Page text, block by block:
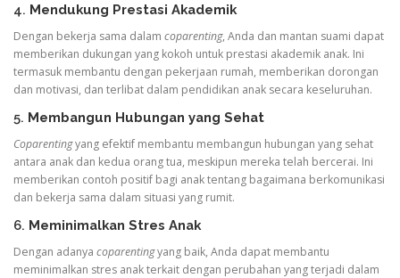
4. Mendukung Prestasi Akademik
Dengan bekerja sama dalam coparenting, Anda dan mantan suami dapat
memberikan dukungan yang kokoh untuk prestasi akademik anak. Ini
termasuk membantu dengan pekerjaan rumah, memberikan dorongan
dan motivasi, dan terlibat dalam pendidikan anak secara keseluruhan.
5. Membangun Hubungan yang Sehat
Coparentingyang efektif membantu membangun hubungan yang sehat
antara anak dan kedua orang tua, meskipun mereka telah bercerai. Ini
memberikan contoh positif bagi anak tentang bagaimana berkomunikasi
dan bekerja sama dalam situasi yang rumit.
6. Meminimalkan Stres Anak
Dengan adanya coparentingyang baik, Anda dapat membantu
meminimalkan stres anak terkait dengan perubahan yang terjadi dalam